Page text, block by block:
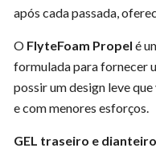
após cada passada,
O FlyteFoam Propel é
formulada para fornecer
possir um design leve
e com menores esforços.
GEL traseiro e dianteiro